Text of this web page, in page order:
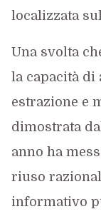
localizzata
Una svolta
la capacità di
estrazione e
dimostrata
anno ha
riuso
informativo